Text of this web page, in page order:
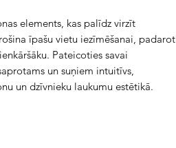
elements, kas palīdz virzīt
īpašu vietu iezīmēšanai, padarot
Pateicoties savai
un suņiem intuitīvs,
un dzīvnieku laukumu estētikā.